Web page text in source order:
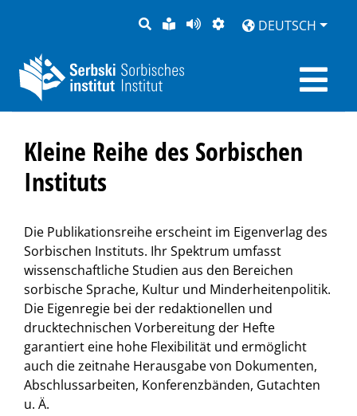
SUCHELEICHTE
SPRACHE
SEITEDARSTELLUNG
DEUTSCH
Kleine Reihe des Sorbischen
Instituts
Die Publikationsreihe erscheint im Eigenverlag des
Sorbischen Instituts. Ihr Spektrum umfasst
wissenschaftliche Studien aus den Bereichen
sorbische Sprache, Kultur und Minderheitenpolitik.
Die Eigenregie bei der redaktionellen und
drucktechnischen Vorbereitung der Hefte
garantiert eine hohe Flexibilität und ermöglicht
auch die zeitnahe Herausgabe von Dokumenten,
Abschlussarbeiten, Konferenzbänden, Gutachten
u. Ä.